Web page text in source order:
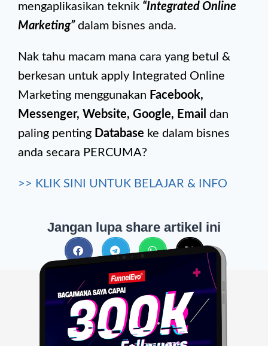
mengaplikasikan teknik “Integrated Online
Marketing” dalam bisnes anda.
Nak tahu macam mana cara yang betul &
berkesan untuk apply Integrated Online
Marketing menggunakan Facebook,
Messenger, Website, Google, Email dan
paling penting Database ke dalam bisnes
anda secara PERCUMA?
>> KLIK SINI UNTUK BELAJAR & INFO
Jangan lupa share artikel ini